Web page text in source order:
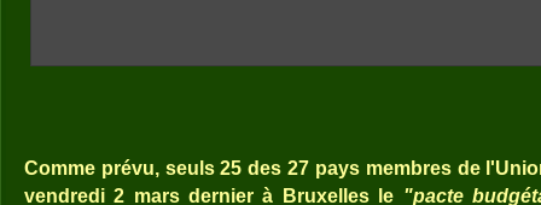
Comme prévu, seuls 25 des 27 pays membres de
vendredi 2 mars dernier à Bruxelles le "pacte